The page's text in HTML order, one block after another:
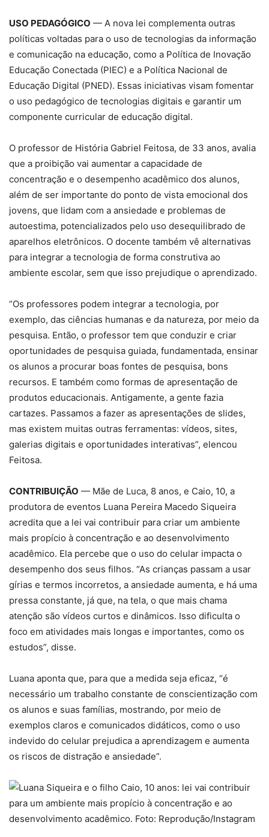
USO PEDAGÓGICO — A nova lei complementa outras
políticas voltadas para o uso de tecnologias da informação
e comunicação na educação, como a Política de Inovação
Educação Conectada (PIEC) e a Política Nacional de
Educação Digital (PNED). Essas iniciativas visam fomentar
o uso pedagógico de tecnologias digitais e garantir um
componente curricular de educação digital.
O professor de História Gabriel Feitosa, de 33 anos, avalia
que a proibição vai aumentar a capacidade de
concentração e o desempenho acadêmico dos alunos,
além de ser importante do ponto de vista emocional dos
jovens, que lidam com a ansiedade e problemas de
autoestima, potencializados pelo uso desequilibrado de
aparelhos eletrônicos. O docente também vê alternativas
para integrar a tecnologia de forma construtiva ao
ambiente escolar, sem que isso prejudique o aprendizado.
“Os professores podem integrar a tecnologia, por
exemplo, das ciências humanas e da natureza, por meio da
pesquisa. Então, o professor tem que conduzir e criar
oportunidades de pesquisa guiada, fundamentada, ensinar
os alunos a procurar boas fontes de pesquisa, bons
recursos. E também como formas de apresentação de
produtos educacionais. Antigamente, a gente fazia
cartazes. Passamos a fazer as apresentações de slides,
mas existem muitas outras ferramentas: vídeos, sites,
galerias digitais e oportunidades interativas”, elencou
Feitosa.
CONTRIBUIÇÃO — Mãe de Luca, 8 anos, e Caio, 10, a
produtora de eventos Luana Pereira Macedo Siqueira
acredita que a lei vai contribuir para criar um ambiente
mais propício à concentração e ao desenvolvimento
acadêmico. Ela percebe que o uso do celular impacta o
desempenho dos seus filhos. “As crianças passam a usar
gírias e termos incorretos, a ansiedade aumenta, e há uma
pressa constante, já que, na tela, o que mais chama
atenção são vídeos curtos e dinâmicos. Isso dificulta o
foco em atividades mais longas e importantes, como os
estudos”, disse.
Luana aponta que, para que a medida seja eficaz, “é
necessário um trabalho constante de conscientização com
os alunos e suas famílias, mostrando, por meio de
exemplos claros e comunicados didáticos, como o uso
indevido do celular prejudica a aprendizagem e aumenta
os riscos de distração e ansiedade”.